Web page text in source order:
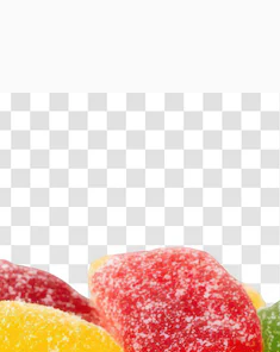
Tuotteet
Spaces
Tekoälyavustaja
Tekoälyllä toimiva
kuvageneraattori